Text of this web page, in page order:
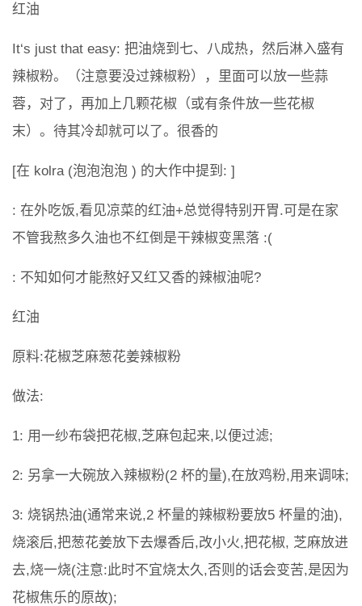
红油
It‘s just that easy: 把油烧到七、八成热，然后淋入盛有
辣椒粉。（注意要没过辣椒粉），里面可以放一些蒜
蓉，对了，再加上几颗花椒（或有条件放一些花椒
末）。待其冷却就可以了。很香的
[在 kolra (泡泡泡泡 ) 的大作中提到: ]
: 在外吃饭,看见凉菜的红油+总觉得特别开胃.可是在家
不管我熬多久油也不红倒是干辣椒变黑落 :(
: 不知如何才能熬好又红又香的辣椒油呢?
红油
原料:花椒芝麻葱花姜辣椒粉
做法:
1: 用一纱布袋把花椒,芝麻包起来,以便过滤;
2: 另拿一大碗放入辣椒粉(2 杯的量),在放鸡粉,用来调味;
3: 烧锅热油(通常来说,2 杯量的辣椒粉要放5 杯量的油),
烧滚后,把葱花姜放下去爆香后,改小火,把花椒, 芝麻放进
去,烧一烧(注意:此时不宜烧太久,否则的话会变苦,是因为
花椒焦乐的原故);